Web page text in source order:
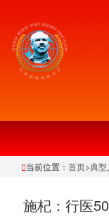
当前位置： 首页>典型
施杞：行医